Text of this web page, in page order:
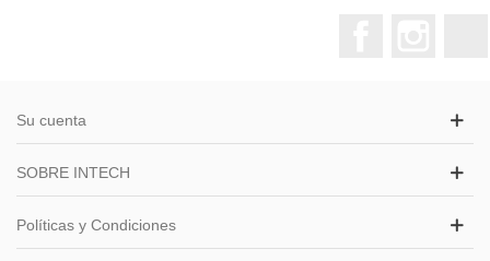
Su cuenta
SOBRE INTECH
Políticas y Condiciones